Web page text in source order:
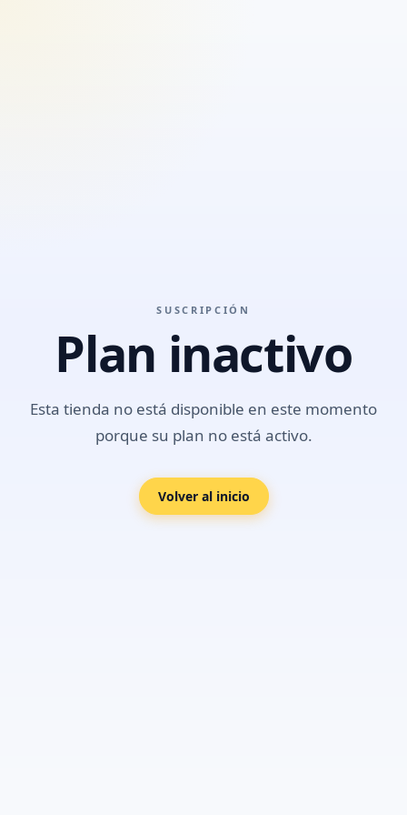
SUSCRIPCIÓN
Plan inactivo
Esta tienda no está disponible en este momento
porque su plan no está activo.
Volver al inicio